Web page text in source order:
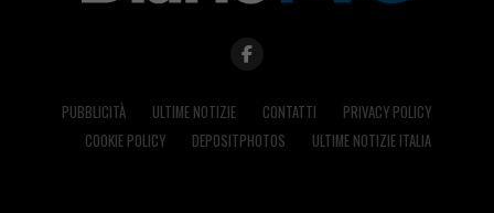
PUBBLICITÀ ULTIME NOTIZIE CONTATTI
PRIVACY POLICY
COOKIE POLICY
DEPOSITPHOTOS ULTIME NOTIZIE ITALIA